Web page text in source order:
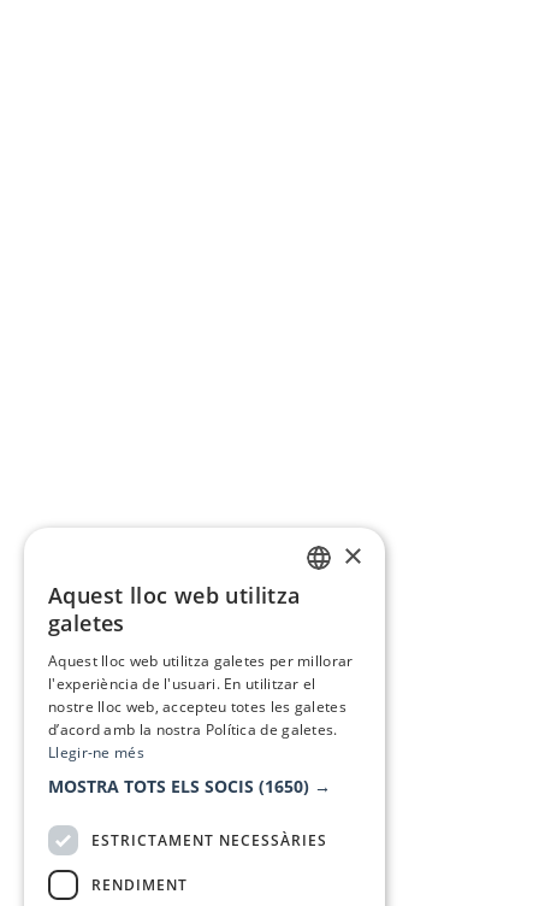
×
Aquest lloc web utilitza
galetes
Aquest lloc web utilitza galetes per millorar
l'experiència de l'usuari. En utilitzar el
nostre lloc web, accepteu totes les galetes
d’acord amb la nostra Política de galetes.
Llegir-ne més
MOSTRA TOTS ELS SOCIS (1650) →
ESTRICTAMENT NECESSÀRIES
RENDIMENT